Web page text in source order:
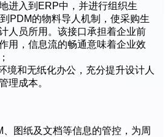
进入到ERP中，并进行组织生
PDM的物料导人机制，使采购生
人员所用。该接口承担着企业前
用，信息流的畅通意味着企业效
境和无纸化办公，充分提升设计人
理成本。
图纸及文档等信息的管控，为周